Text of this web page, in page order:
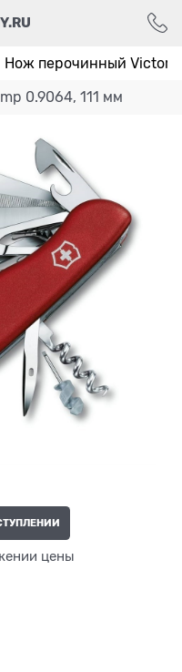
Нож перочинный
0.9064, 111 мм
цены